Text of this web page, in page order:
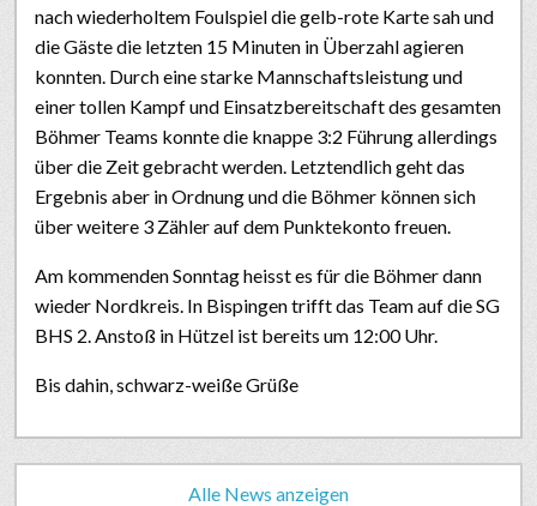
nach wiederholtem Foulspiel die gelb-rote Karte sah und
die Gäste die letzten 15 Minuten in Überzahl agieren
konnten. Durch eine starke Mannschaftsleistung und
einer tollen Kampf und Einsatzbereitschaft des gesamten
Böhmer Teams konnte die knappe 3:2 Führung allerdings
über die Zeit gebracht werden. Letztendlich geht das
Ergebnis aber in Ordnung und die Böhmer können sich
über weitere 3 Zähler auf dem Punktekonto freuen.
Am kommenden Sonntag heisst es für die Böhmer dann
wieder Nordkreis. In Bispingen trifft das Team auf die SG
BHS 2. Anstoß in Hützel ist bereits um 12:00 Uhr.
Bis dahin, schwarz-weiße Grüße
Alle News anzeigen